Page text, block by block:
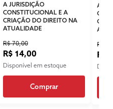
A JURISDIÇÃO
CONSTITUCIONAL E A
CRIAÇÃO DO DIREITO NA
ATUALIDADE
R$ 70,00
R$ 14,00
Disponível em estoque
Comprar
A
R$
R$